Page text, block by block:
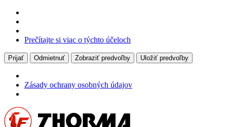
Prečítajte si viac o týchto účeloch
Prijať Odmietnuť Zobraziť predvoľby Uložiť predvoľby
Zásady ochrany osobných údajov